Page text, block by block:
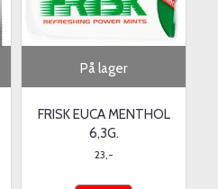
På lager
FRISK EUCA MENTHOL
6,3G.
23,-